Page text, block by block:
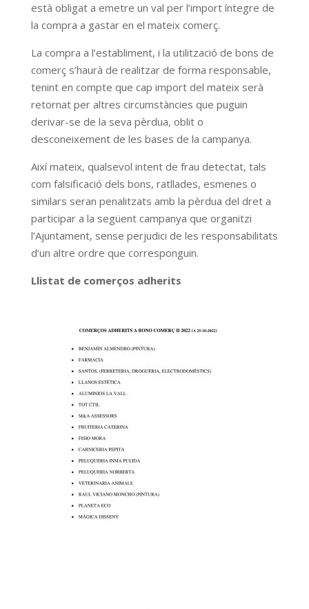
està obligat a emetre un val per l’import íntegre de
la compra a gastar en el mateix comerç.
La compra a l’establiment, i la utilització de bons de
comerç s’haurà de realitzar de forma responsable,
tenint en compte que cap import del mateix serà
retornat per altres circumstàncies que puguin
derivar-se de la seva pèrdua, oblit o
desconeixement de les bases de la campanya.
Així mateix, qualsevol intent de frau detectat, tals
com falsificació dels bons, ratllades, esmenes o
similars seran penalitzats amb la pèrdua del dret a
participar a la següent campanya que organitzi
l’Ajuntament, sense perjudici de les responsabilitats
d’un altre ordre que corresponguin.
Llistat de comerços adherits